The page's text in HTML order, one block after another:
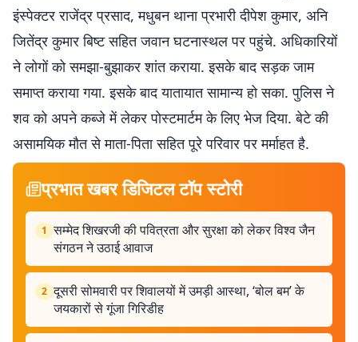
इंस्पेक्टर राजेंद्र प्रसाद, मधुबन थाना प्रभारी दीपेश कुमार, अनि
जितेंद्र कुमार बिष्ट सहित जवान घटनास्थल पर पहुंचे. अधिकारियों
ने लोगों को समझा-बुझाकर शांत कराया. इसके बाद सड़क जाम
समाप्त कराया गया. इसके बाद यातायात सामान्य हो सका. पुलिस ने
शव को अपने कब्जे में लेकर पोस्टमार्टम के लिए भेज दिया. बेटे की
असामयिक मौत से माता-पिता सहित पूरे परिवार पर मर्माहत है.
प्रभात खबर डिजिटल टॉप स्टोरी
1 सम्मेद शिखरजी की पवित्रता और सुरक्षा को लेकर विश्व जैन
संगठन ने उठाई आवाज
2 दूसरी सोमवारी पर शिवालयों में उमड़ी आस्था, ‘बोल बम’ के
जयकारों से गूंजा गिरिडीह